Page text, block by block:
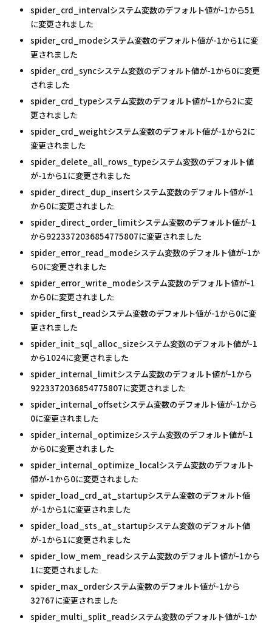
spider_crd_intervalシステム変数のデフォルト値が-1から51
に変更されました
spider_crd_modeシステム変数のデフォルト値が-1から1に変
更されました
spider_crd_syncシステム変数のデフォルト値が-1から0に変更
されました
spider_crd_typeシステム変数のデフォルト値が-1から2に変
更されました
spider_crd_weightシステム変数のデフォルト値が-1から2に
変更されました
spider_delete_all_rows_typeシステム変数のデフォルト値
が-1から1に変更されました
spider_direct_dup_insertシステム変数のデフォルト値が-1
から0に変更されました
spider_direct_order_limitシステム変数のデフォルト値が-1
から9223372036854775807に変更されました
spider_error_read_modeシステム変数のデフォルト値が-1か
ら0に変更されました
spider_error_write_modeシステム変数のデフォルト値が-1
から0に変更されました
spider_first_readシステム変数のデフォルト値が-1から0に変
更されました
spider_init_sql_alloc_sizeシステム変数のデフォルト値が-1
から1024に変更されました
spider_internal_limitシステム変数のデフォルト値が-1から
9223372036854775807に変更されました
spider_internal_offsetシステム変数のデフォルト値が-1から
0に変更されました
spider_internal_optimizeシステム変数のデフォルト値が-1
から0に変更されました
spider_internal_optimize_localシステム変数のデフォルト
値が-1から0に変更されました
spider_load_crd_at_startupシステム変数のデフォルト値
が-1から1に変更されました
spider_load_sts_at_startupシステム変数のデフォルト値
が-1から1に変更されました
spider_low_mem_readシステム変数のデフォルト値が-1から
1に変更されました
spider_max_orderシステム変数のデフォルト値が-1から
32767に変更されました
spider_multi_split_readシステム変数のデフォルト値が-1か